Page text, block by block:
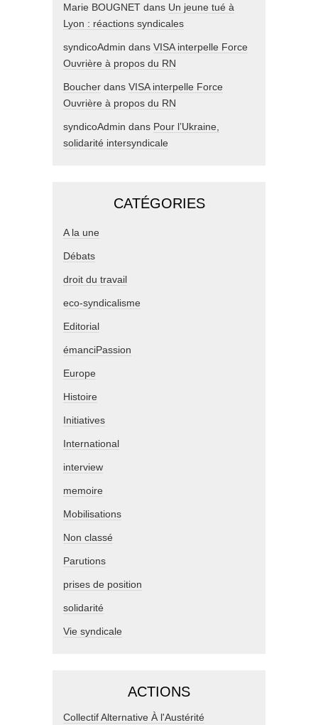
Marie BOUGNET dans Un jeune tué à
Lyon : réactions syndicales
syndicoAdmin dans VISA interpelle Force
Ouvrière à propos du RN
Boucher dans VISA interpelle Force
Ouvrière à propos du RN
syndicoAdmin dans Pour l’Ukraine,
solidarité intersyndicale
CATÉGORIES
A la une
Débats
droit du travail
eco-syndicalisme
Editorial
émanciPassion
Europe
Histoire
Initiatives
International
interview
memoire
Mobilisations
Non classé
Parutions
prises de position
solidarité
Vie syndicale
ACTIONS
Collectif Alternative À l'Austérité